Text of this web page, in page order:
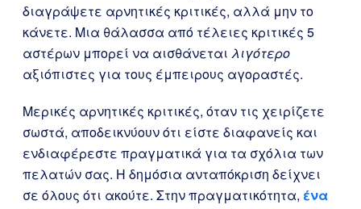
διαγράψετε αρνητικές κριτικές, αλλά μην το
κάνετε. Μια θάλασσα από τέλειες κριτικές 5
αστέρων μπορεί να αισθάνεται λιγότερο
αξιόπιστες για τους έμπειρους αγοραστές.
Μερικές αρνητικές κριτικές, όταν τις χειρίζετε
σωστά, αποδεικνύουν ότι είστε διαφανείς και
ενδιαφέρεστε πραγματικά για τα σχόλια των
πελατών σας. Η δημόσια ανταπόκριση δείχνει
σε όλους ότι ακούτε. Στην πραγματικότητα, ένα